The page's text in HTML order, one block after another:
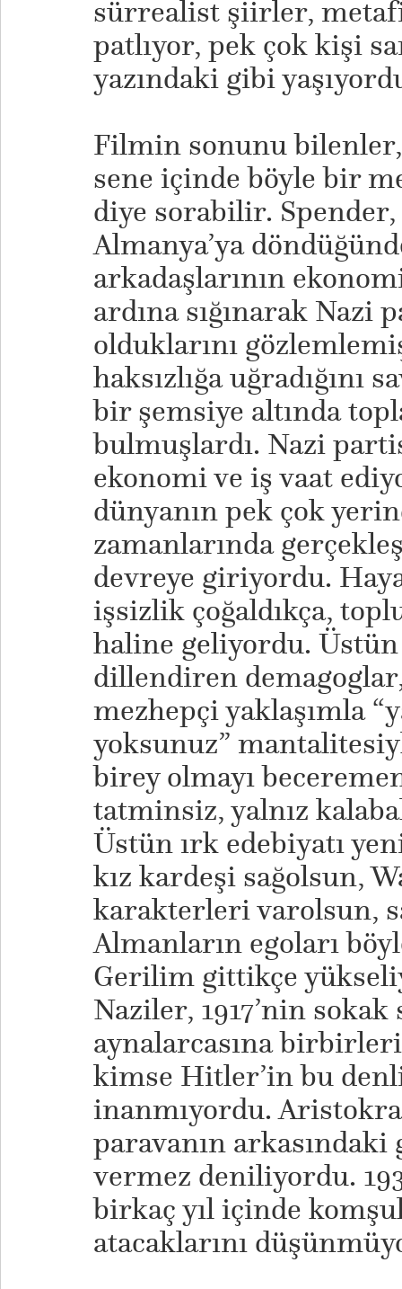
sürrealist şiirler,
patlıyor, pek çok kişi
yazındaki gibi
Filmin sonunu
sene içinde böyle bir
diye sorabilir.
Almanya’ya
arkadaşlarının
ardına sığınarak Nazi
olduklarını
haksızlığa uğradığını
bir şemsiye altında
bulmuşlardı. Nazi
ekonomi ve iş vaat
dünyanın pek çok
zamanlarında
devreye giriyordu.
işsizlik çoğaldıkça,
haline geliyordu.
dillendiren
mezhepçi yaklaşımla
yoksunuz”
birey olmayı
tatminsiz, yalnız
Üstün ırk edebiyatı
kız kardeşi sağolsun,
karakterleri varolsun,
Almanların egoları
Gerilim gittikçe
Naziler, 1917’nin sokak
aynalarcasına
kimse Hitler’in bu
inanmıyordu.
paravanın
vermez deniliyordu.
birkaç yıl içinde
atacaklarını